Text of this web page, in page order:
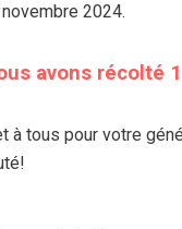
2024.
avons récolté
à tous pour votre